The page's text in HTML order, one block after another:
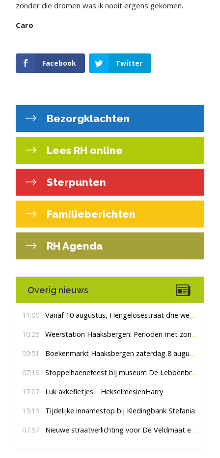
zonder die dromen was ik nooit ergens gekomen.
Caro
Facebook Twitter
Bezorgklachten
Lees RH online
Sterpunten
Familieberichten
RH Agenda
Overig nieuws
11:00 Vanaf 10 augustus, Hengelosestraat drie weken dicht voor doorgaand verkeer
10:26 Weerstation Haaksbergen: Perioden met zon en droog
09:51 Boekenmarkt Haaksbergen zaterdag 8 augustus, marktplein Haaksbergen
07:16 Stoppelhaenefeest bij museum De Lebbenbrugge
17:07 Luk akkefietjes… HekselmesienHarry
15:13 Tijdelijke innamestop bij Kledingbank Stefania
07:57 Nieuwe straatverlichting voor De Veldmaat en De Pas